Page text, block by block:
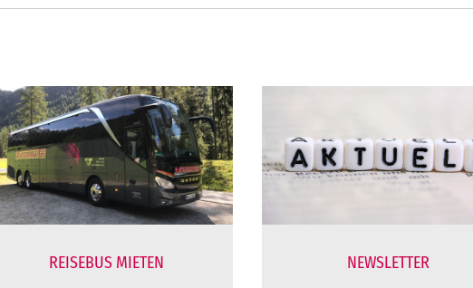
REISEBUS MIETEN NEWSLETTER